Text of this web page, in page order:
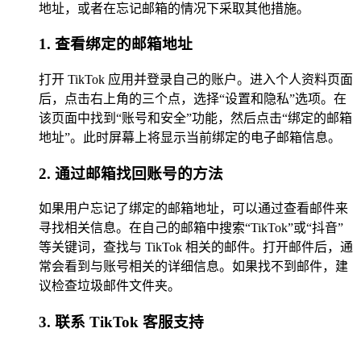
地址，或者在忘记邮箱的情况下采取其他措施。
1. 查看绑定的邮箱地址
打开 TikTok 应用并登录自己的账户。进入个人资料页面
后，点击右上角的三个点，选择“设置和隐私”选项。在
该页面中找到“账号和安全”功能，然后点击“绑定的邮箱
地址”。此时屏幕上将显示当前绑定的电子邮箱信息。
2. 通过邮箱找回账号的方法
如果用户忘记了绑定的邮箱地址，可以通过查看邮件来
寻找相关信息。在自己的邮箱中搜索“TikTok”或“抖音”
等关键词，查找与 TikTok 相关的邮件。打开邮件后，通
常会看到与账号相关的详细信息。如果找不到邮件，建
议检查垃圾邮件文件夹。
3. 联系 TikTok 客服支持